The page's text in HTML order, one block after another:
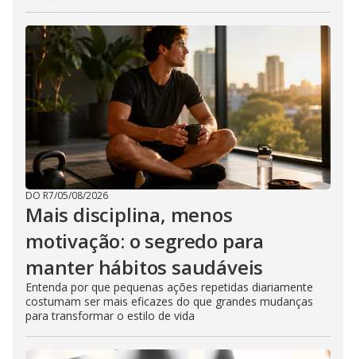
DO R7/05/08/2026
Mais disciplina, menos
motivação: o segredo para
manter hábitos saudáveis
Entenda por que pequenas ações repetidas diariamente
costumam ser mais eficazes do que grandes mudanças
para transformar o estilo de vida